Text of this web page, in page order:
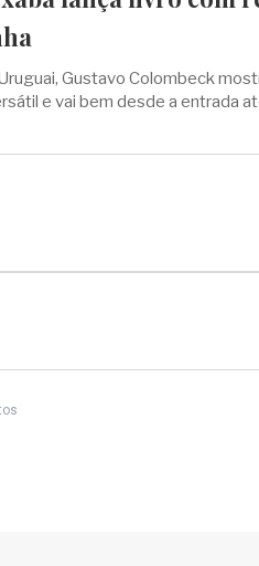
Gustavo Colombeck
e vai bem desde a entrada